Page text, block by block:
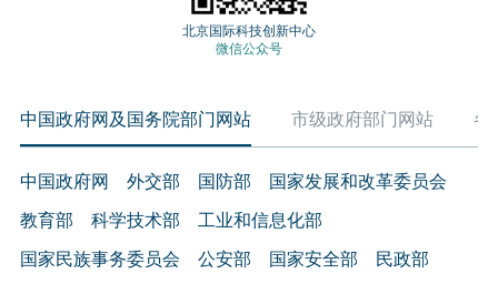
北京国际科技创新中心
微信公众号
中国政府网及国务院部门网站 市级政府部门网站 各
中国政府网 外交部 国防部 国家发展和改革委员会
教育部 科学技术部 工业和信息化部
国家民族事务委员会 公安部 国家安全部 民政部